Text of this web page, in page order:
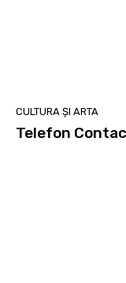
CULTURA ȘI ARTA
Telefon